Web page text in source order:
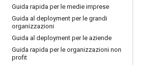
Guida rapida per le medie imprese
Guida al deployment per le grandi
organizzazioni
Guida al deployment per le aziende
Guida rapida per le organizzazioni non
profit